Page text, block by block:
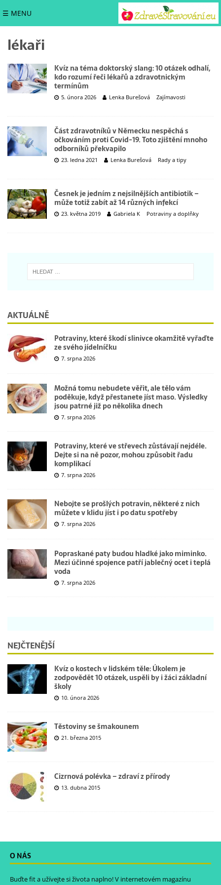
☰ MENU
lékaři
Kvíz na téma doktorský slang: 10 otázek odhalí,
kdo rozumí řeči lékařů a zdravotnickým
termínům
5. února 2026 Lenka Burešová Zajímavosti
Část zdravotníků v Německu nespěchá s
očkováním proti Covid-19. Toto zjištění mnoho
odborníků překvapilo
23. ledna 2021 Lenka Burešová Rady a tipy
Česnek je jedním z nejsilnějších antibiotik –
může totiž zabít až 14 různých infekcí
23. května 2019 Gabriela K Potraviny a doplňky
AKTUÁLNĚ
Potraviny, které škodí slinivce okamžitě vyřaďte
ze svého jídelníčku
7. srpna 2026
Možná tomu nebudete věřit, ale tělo vám
poděkuje, když přestanete jíst maso. Výsledky
jsou patrné již po několika dnech
7. srpna 2026
Potraviny, které ve střevech zůstávají nejdéle.
Dejte si na ně pozor, mohou způsobit řadu
komplikací
7. srpna 2026
Nebojte se prošlých potravin, některé z nich
můžete v klidu jíst i po datu spotřeby
7. srpna 2026
Popraskané paty budou hladké jako miminko.
Mezi účinné spojence patří jablečný ocet i teplá
voda
7. srpna 2026
NEJČTENĚJŠÍ
Kvíz o kostech v lidském těle: Úkolem je
zodpovědět 10 otázek, uspěli by i žáci základní
školy
10. února 2026
Těstoviny se šmakounem
21. března 2015
Cizrnová polévka – zdraví z přírody
13. dubna 2015
O NÁS
Buďte fit a užívejte si života naplno! V internetovém magazínu